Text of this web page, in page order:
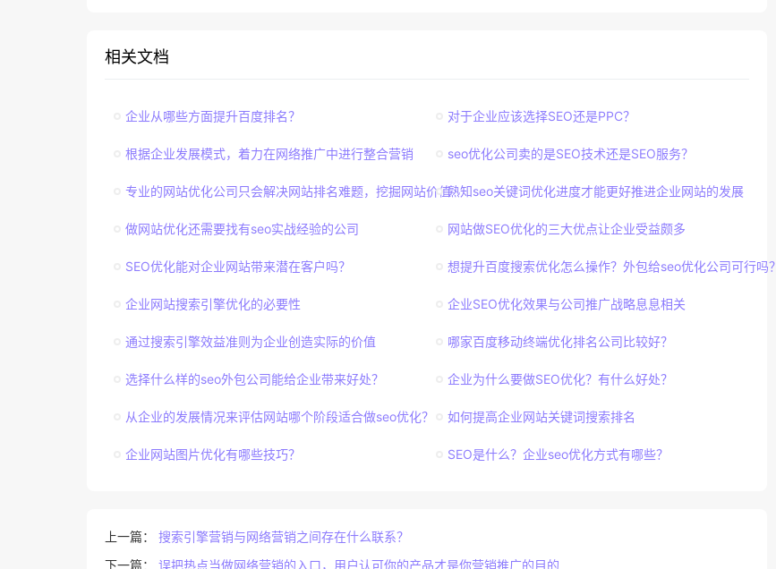
相关文档
企业从哪些方面提升百度排名？ 对于企业应该选择SEO还是PPC？
根据企业发展模式，着力在网络推广中进行整合营销 seo优化公司卖的是SEO技术还是SEO服务？
专业的网站优化公司只会解决网站排名难题，挖掘网站价值熟知seo关键词优化进度才能更好推进企业网站的发展
做网站优化还需要找有seo实战经验的公司 网站做SEO优化的三大优点让企业受益颇多
SEO优化能对企业网站带来潜在客户吗？ 想提升百度搜索优化怎么操作？外包给seo优化公司可行吗？
企业网站搜索引擎优化的必要性 企业SEO优化效果与公司推广战略息息相关
通过搜索引擎效益准则为企业创造实际的价值 哪家百度移动终端优化排名公司比较好？
选择什么样的seo外包公司能给企业带来好处？ 企业为什么要做SEO优化？有什么好处？
从企业的发展情况来评估网站哪个阶段适合做seo优化？ 如何提高企业网站关键词搜索排名
企业网站图片优化有哪些技巧？ SEO是什么？企业seo优化方式有哪些？
上一篇： 搜索引擎营销与网络营销之间存在什么联系？
下一篇： 误把热点当做网络营销的入口，用户认可你的产品才是你营销推广的目的